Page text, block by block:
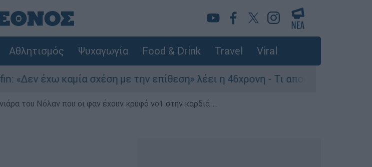
Αθλητισμός Ψυχαγωγία Food & Drink Travel Viral
καμία σχέση με την επίθεση» λέει η 46χρονη - Τι αποκάλυψε στους
του Νόλαν που οι φαν έχουν κρυφό νο1 στην καρδιά...